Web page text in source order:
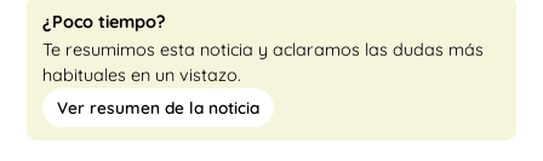
¿Poco tiempo?
Te resumimos esta noticia y aclaramos las dudas más
habituales en un vistazo.
Ver resumen de la noticia